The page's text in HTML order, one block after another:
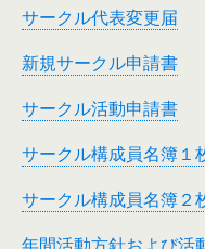
サークル代表変更届
新規サークル申請書
サークル活動申請書
サークル構成員名簿１
サークル構成員名簿２